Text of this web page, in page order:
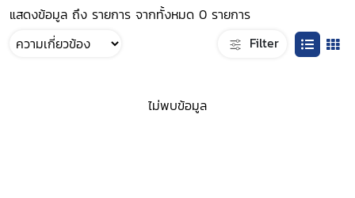
แสดงข้อมูล ถึง รายการ จากทั้งหมด 0 รายการ
Filter
ไม่พบข้อมูล